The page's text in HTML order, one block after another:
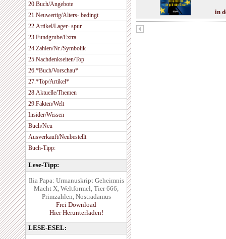
20.Buch/Angebote
21.Neuwertig/Alters- bedingt
22.Artikel/Lager- spur
23.Fundgrube/Extra
24.Zahlen/Nr./Symbolik
25.Nachdenkseiten/Top
26.*Buch/Vorschau*
27.*Top/Artikel*
28.Aktuelle/Themen
29.Fakten/Welt
Insider/Wissen
Buch/Neu
Ausverkauft/Neubestellt
Buch-Tipp:
Lese-Tipp:
Ilia Papa: Urmanuskript Geheimnis
Macht X, Weltformel, Tier 666,
Primzahlen, Nostradamus
Frei Download
Hier Herunterladen!
LESE-ESEL:
in